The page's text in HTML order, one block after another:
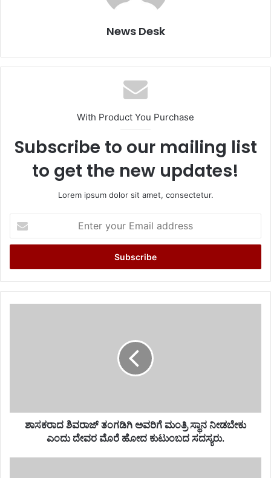
News Desk
With Product You Purchase
Subscribe to our mailing list
to get the new updates!
Lorem ipsum dolor sit amet, consectetur.
your
Email
ಶಾಸಕರಾದ ಶಿವರಾಜ್ ತಂಗಡಿಗಿ ಅವರಿಗೆ ಮಂತ್ರಿ ಸ್ಥಾನ ನೀಡಬೇಕು
ಎಂದು ದೇವರ ಮೊರೆ ಹೋದ ಕುಟುಂಬದ ಸದಸ್ಯರು.